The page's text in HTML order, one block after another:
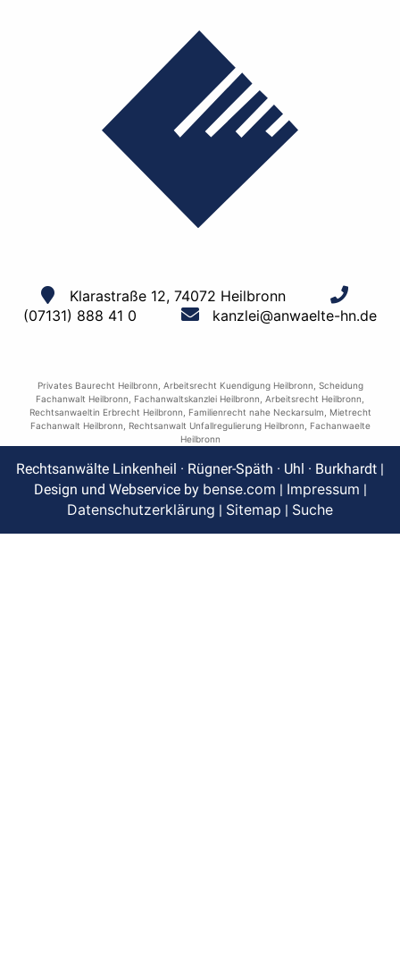
Klarastraße 12, 74072 Heilbronn
(07131) 888 41 0
kanzlei@anwaelte-hn.de
Privates Baurecht Heilbronn Arbeitsrecht Kuendigung Heilbronn Scheidung
Fachanwalt Heilbronn
Fachanwaltskanzlei Heilbronn Arbeitsrecht Heilbronn
Rechtsanwaeltin Erbrecht Heilbronn
Familienrecht nahe Neckarsulm
Mietrecht
Fachanwalt Heilbronn
Rechtsanwalt Unfallregulierung Heilbronn
Fachanwaelte
Heilbronn
Rechtsanwälte Linkenheil · Rügner-Späth · Uhl · Burkhardt |
Design und Webservice by bense.com | Impressum |
Datenschutzerklärung | Sitemap | Suche